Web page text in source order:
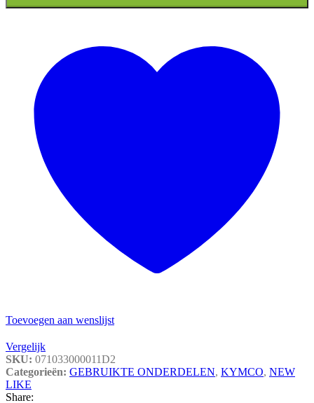
Toevoegen aan wenslijst
Vergelijk
SKU: 071033000011D2
Categorieën: GEBRUIKTE ONDERDELEN, KYMCO, NEW
LIKE
Share: